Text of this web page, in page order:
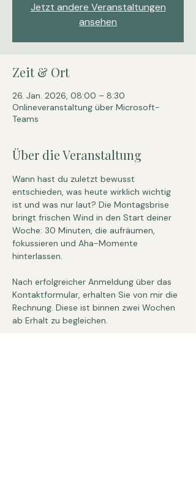
Jetzt andere Veranstaltungen
ansehen
Zeit & Ort
26. Jan. 2026, 08:00 – 8:30
Onlineveranstaltung über Microsoft-
Teams
Über die Veranstaltung
Wann hast du zuletzt bewusst
entschieden, was heute wirklich wichtig
ist und was nur laut? Die Montagsbrise
bringt frischen Wind in den Start deiner
Woche: 30 Minuten, die aufräumen,
fokussieren und Aha-Momente
hinterlassen.
Nach erfolgreicher Anmeldung über das
Kontaktformular, erhalten Sie von mir die
Rechnung. Diese ist binnen zwei Wochen
ab Erhalt zu begleichen.